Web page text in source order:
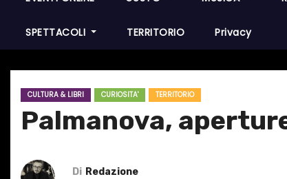
SPETTACOLI TERRITORIO Privacy
CULTURA & LIBRI CURIOSITA' TERRITORIO
Palmanova,
Di Redazione